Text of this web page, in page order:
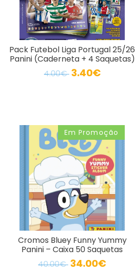
Pack Futebol Liga Portugal 25/26
Panini (Caderneta + 4 Saquetas)
4.00€ 3.40€
Em Promoção
Cromos Bluey Funny Yummy
Panini – Caixa 50 Saquetas
40.00€ 34.00€